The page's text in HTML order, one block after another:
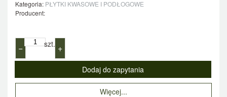
Kategoria: PŁYTKI KWASOWE I PODŁOGOWE
Producent:
− szt. +
Więcej...